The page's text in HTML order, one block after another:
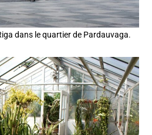
dans le quartier de Pardauvaga.